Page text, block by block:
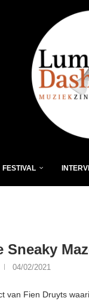
FESTIVAL
Sneaky
04/02/2021
van Fien Druyts